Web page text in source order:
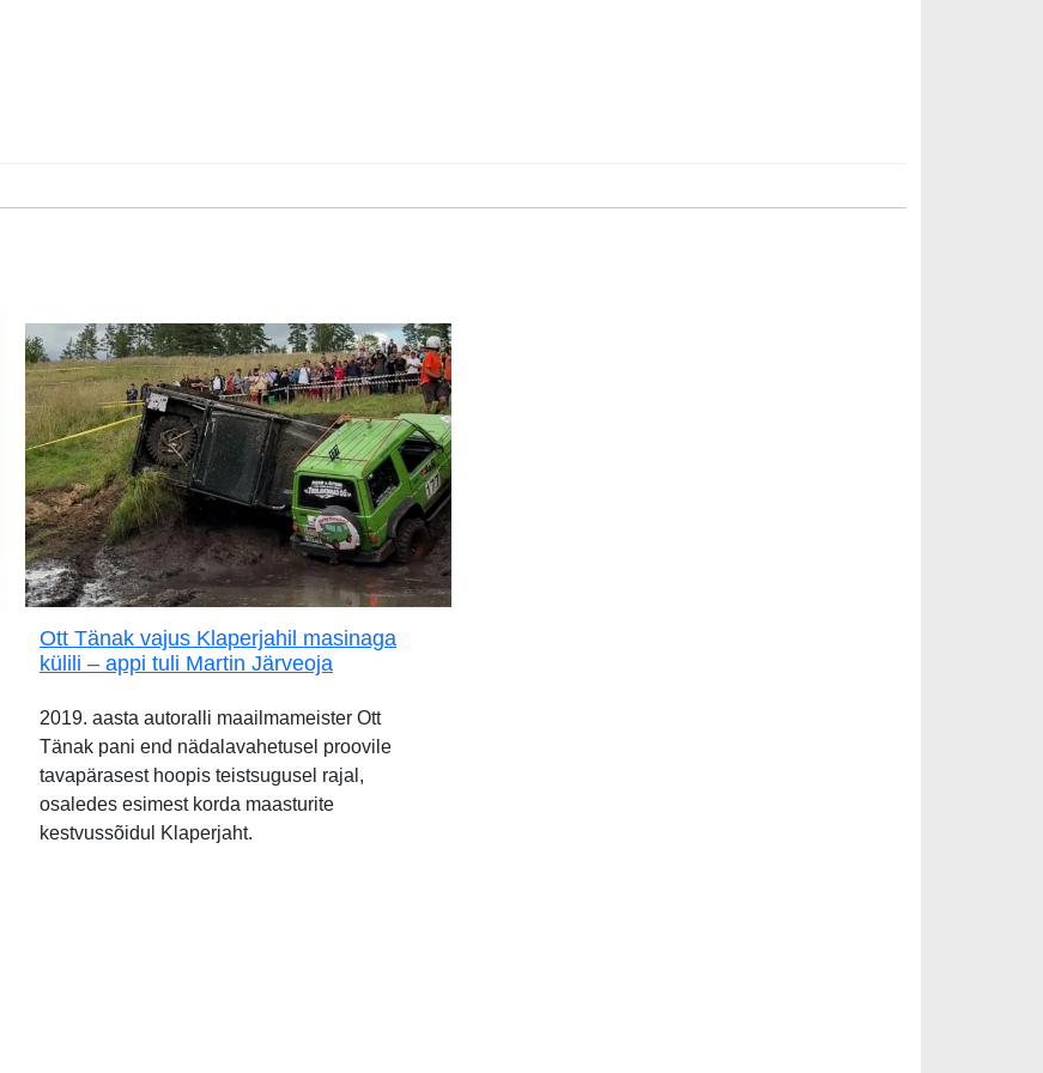
Ott Tänak vajus Klaperjahil masinaga
külili – appi tuli Martin Järveoja
2019. aasta autoralli maailmameister Ott
Tänak pani end nädalavahetusel proovile
tavapärasest hoopis teistsugusel rajal,
osaledes esimest korda maasturite
kestvussõidul Klaperjaht.